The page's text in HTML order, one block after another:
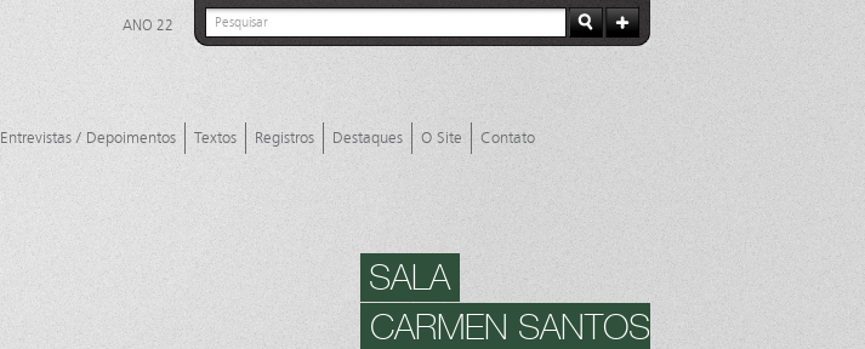
ANO 22
Entrevistas / Depoimentos Textos Registros Destaques O Site Contato
SALA
CARMEN SANTOS